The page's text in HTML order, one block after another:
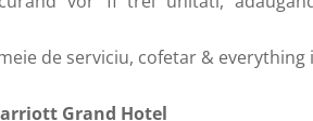
de serviciu, cofetar & everything
Grand Hotel